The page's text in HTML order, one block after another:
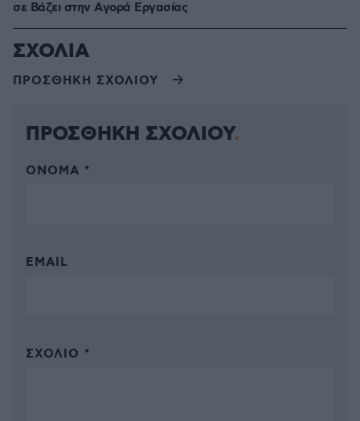
σε Bάζει στην Aγορά Eργασίας
ΣΧΟΛΙΑ
ΠΡΟΣΘΗΚΗ ΣΧΟΛΙΟΥ
ΠΡΟΣΘΗΚΗ ΣΧΟΛΙΟΥ
ΌΝΟΜΑ *
EMAIL
ΣΧΌΛΙΟ *